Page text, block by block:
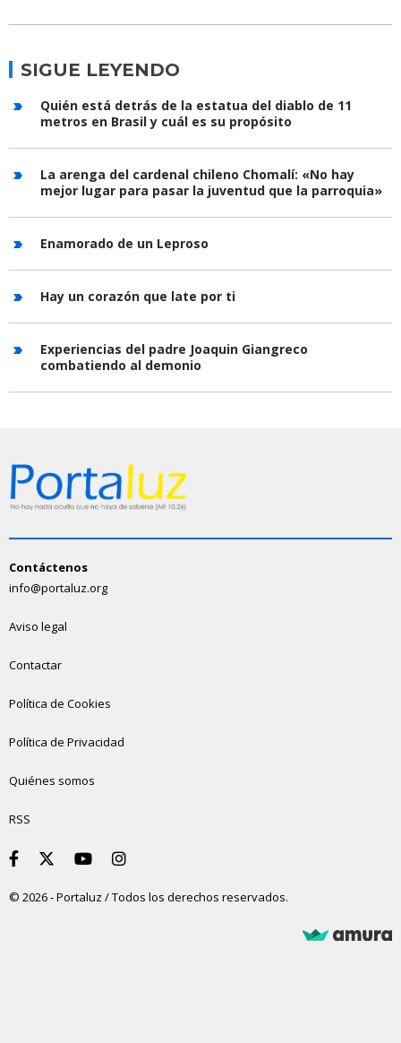
SIGUE LEYENDO
Quién está detrás de la estatua del diablo de 11
metros en Brasil y cuál es su propósito
La arenga del cardenal chileno Chomalí: «No hay
mejor lugar para pasar la juventud que la parroquia»
Enamorado de un Leproso
Hay un corazón que late por ti
Experiencias del padre Joaquin Giangreco
combatiendo al demonio
Contáctenos
info@portaluz.org
Aviso legal
Contactar
Política de Cookies
Política de Privacidad
Quiénes somos
RSS
© 2026 - Portaluz / Todos los derechos reservados.